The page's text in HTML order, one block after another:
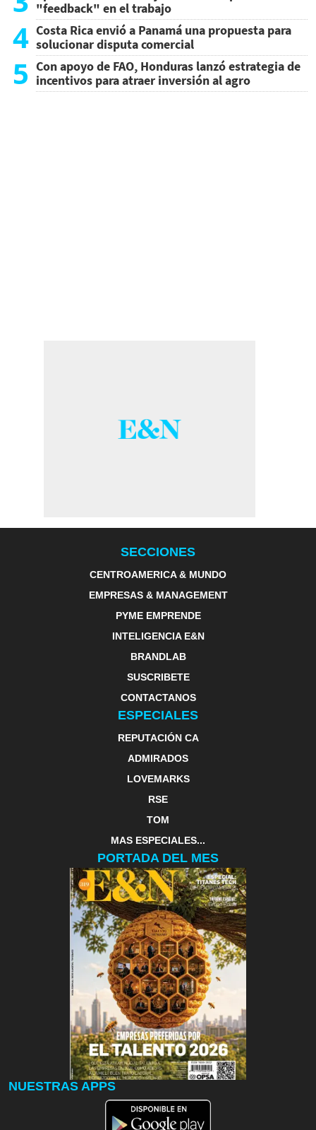
"feedback" en el trabajo
4 Costa Rica envió a Panamá una propuesta para
solucionar disputa comercial
5 Con apoyo de FAO, Honduras lanzó estrategia de
incentivos para atraer inversión al agro
SECCIONES
CENTROAMERICA & MUNDO
EMPRESAS & MANAGEMENT
PYME EMPRENDE
INTELIGENCIA E&N
BRANDLAB
SUSCRIBETE
CONTACTANOS
ESPECIALES
REPUTACIÓN CA
ADMIRADOS
LOVEMARKS
RSE
TOM
MAS ESPECIALES...
PORTADA DEL MES
NUESTRAS APPS